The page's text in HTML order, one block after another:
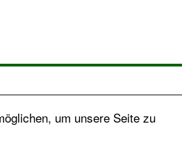
um unsere Seite zu